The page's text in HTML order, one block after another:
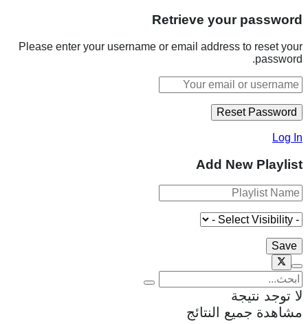
Retrieve your password
Please enter your username or email address to reset your
password.
Log In
Add New Playlist
لا توجد نتيجة
مشاهدة جميع النتائج